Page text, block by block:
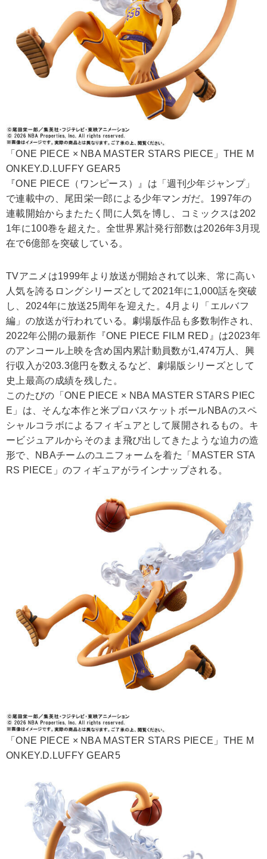
「ONE PIECE × NBA MASTER STARS PIECE」THE M
ONKEY.D.LUFFY GEAR5
『ONE PIECE（ワンピース）』は「週刊少年ジャンプ」
で連載中の、尾田栄一郎による少年マンガだ。1997年の
連載開始からまたたく間に人気を博し、コミックスは202
1年に100巻を超えた。全世界累計発行部数は2026年3月現
在で6億部を突破している。
TVアニメは1999年より放送が開始されて以来、常に高い
人気を誇るロングシリーズとして2021年に1,000話を突破
し、2024年に放送25周年を迎えた。4月より「エルバフ
編」の放送が行われている。劇場版作品も多数制作され、
2022年公開の最新作『ONE PIECE FILM RED』は2023年
のアンコール上映を含め国内累計動員数が1,474万人、興
行収入が203.3億円を数えるなど、劇場版シリーズとして
史上最高の成績を残した。
このたびの「ONE PIECE × NBA MASTER STARS PIEC
E」は、そんな本作と米プロバスケットボールNBAのスペ
シャルコラボによるフィギュアとして展開されるもの。キ
ービジュアルからそのまま飛び出してきたような迫力の造
形で、NBAチームのユニフォームを着た「MASTER STA
RS PIECE」のフィギュアがラインナップされる。
「ONE PIECE × NBA MASTER STARS PIECE」THE M
ONKEY.D.LUFFY GEAR5